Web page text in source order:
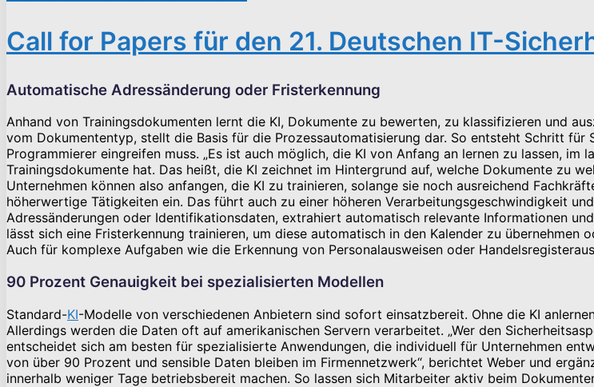
Call for Papers für den 21. Deutschen IT-
Automatische Adressänderung oder Fristerkennung
Anhand von Trainingsdokumenten lernt die KI, Dokumente zu bewerten, zu klassifizieren und
vom Dokumententyp, stellt die Basis für die Prozessautomatisierung dar. So entsteht Schritt
Programmierer eingreifen muss. „Es ist auch möglich, die KI von Anfang an lernen zu lassen, im
Trainingsdokumente hat. Das heißt, die KI zeichnet im Hintergrund auf, welche Dokumente zu
Unternehmen können also anfangen, die KI zu trainieren, solange sie noch ausreichend
höherwertige Tätigkeiten ein. Das führt auch zu einer höheren Verarbeitungsgeschwindigkeit
Adressänderungen oder Identifikationsdaten, extrahiert automatisch relevante Informationen
lässt sich eine Fristerkennung trainieren, um diese automatisch in den Kalender zu
Auch für komplexe Aufgaben wie die Erkennung von Personalausweisen oder
90 Prozent Genauigkeit bei spezialisierten Modellen
Standard-KI-Modelle von verschiedenen Anbietern sind sofort einsatzbereit. Ohne die KI
Allerdings werden die Daten oft auf amerikanischen Servern verarbeitet. „Wer den
entscheidet sich am besten für spezialisierte Anwendungen, die individuell für Unternehmen
von über 90 Prozent und sensible Daten bleiben im Firmennetzwerk“, berichtet Weber und
innerhalb weniger Tage betriebsbereit machen. So lassen sich Mitarbeiter aktiv beim